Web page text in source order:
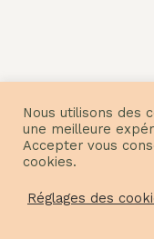
©
Nous utilisons des
une meilleure
Accepter vous
cookies.
Réglages des